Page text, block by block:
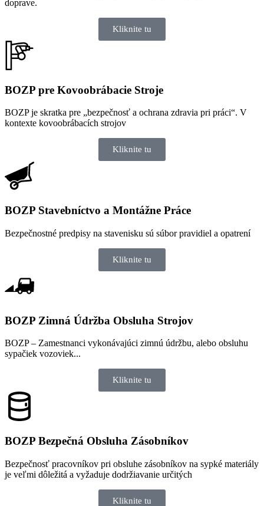
doprave.
Kliknite tu
BOZP pre Kovoobrábacie Stroje
BOZP je skratka pre „bezpečnosť a ochrana zdravia pri práci“. V
kontexte kovoobrábacích strojov
Kliknite tu
BOZP Stavebníctvo a Montážne Práce​
Bezpečnostné predpisy na stavenisku sú súbor pravidiel a opatrení
Kliknite tu
BOZP Zimná Údržba​ Obsluha Strojov
BOZP – Zamestnanci vykonávajúci zimnú údržbu, alebo obsluhu
sypačiek vozoviek...
Kliknite tu
BOZP Bezpečná Obsluha Zásobníkov
Bezpečnosť pracovníkov pri obsluhe zásobníkov na sypké materiály
je veľmi dôležitá a vyžaduje dodržiavanie určitých
Kliknite tu